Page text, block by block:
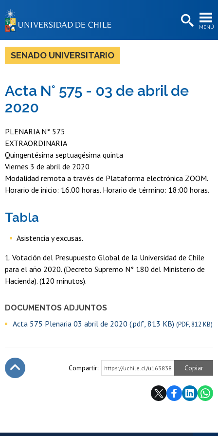
MENÚ
BIBLIOTECAS
LA UNIVERSIDAD
Estudiantes
SENADO UNIVERSITARIO
Acta N° 575 - 03 de abril de
2020
DOCUMENTOS ADJUNTOS
Acta 575 Plenaria 03 abril de 2020 (.pdf, 813 KB) (PDF, 812 KB)
PLENARIA N° 575
EXTRAORDINARIA
Quingentésima septuagésima quinta
Viernes 3 de abril de 2020
Modalidad remota a través de Plataforma electrónica ZOOM.
Horario de inicio: 16.00 horas. Horario de término: 18:00 horas.
Tabla
Asistencia y excusas.
1. Votación del Presupuesto Global de la Universidad de Chile
para el año 2020. (Decreto Supremo N° 180 del Ministerio de
Hacienda). (120 minutos).
Compartir: https://uchile.cl/u163838 Copiar